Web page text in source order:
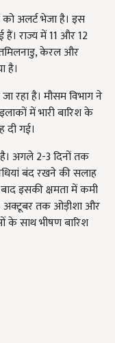
अलर्ट भेजा है। इस
हैं। राज्य में 11 और 12
केरल और
है।
रहा है। मौसम विभाग ने
में भारी बारिश के
गई।
अगले 2-3 दिनों तक
बंद रखने की सलाह
इसकी क्षमता में कमी
अक्टूबर तक ओड़ीशा और
के साथ भीषण बारिश